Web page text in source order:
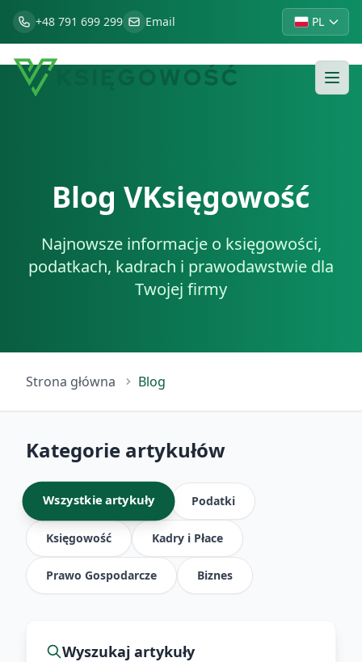
+48 791 699 299 Email PL
Blog VKsięgowość
Najnowsze informacje o księgowości,
podatkach, kadrach i prawodawstwie dla
Twojej firmy
Strona główna Blog
Kategorie artykułów
Wszystkie artykuły Podatki
Księgowość Kadry i Płace
Prawo Gospodarcze Biznes
Wyszukaj artykuły